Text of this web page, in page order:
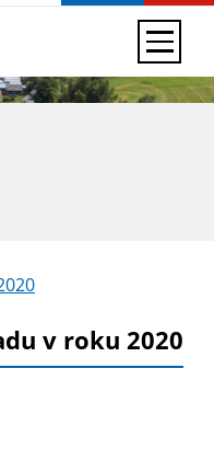
v roku 2020